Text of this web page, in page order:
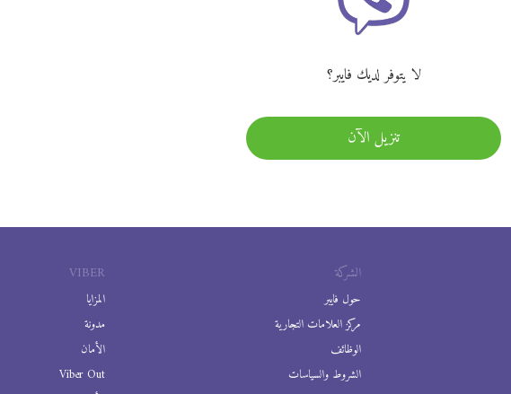
لا يتوفر لديك فايبر؟
تنزيل الآن
VIBER
المزايا
مدونة
الأمان
Viber Out
الشركة
حول فايبر
مركز العلامات التجارية
الوظائف
الشروط والسياسات